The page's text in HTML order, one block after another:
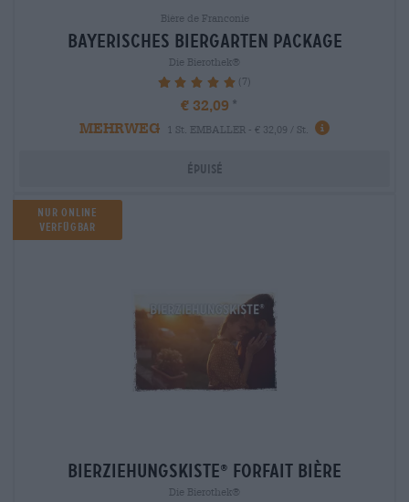
Bière de Franconie
bayerisches biergarten package
Die Bierothek®
100% (7)
€ 32,09
MEHRWEG
1 St. EMBALLER - € 32,09 / St.
Épuisé
Nur Online
verfügbar
bierziehungskiste® Forfait bière
Die Bierothek®